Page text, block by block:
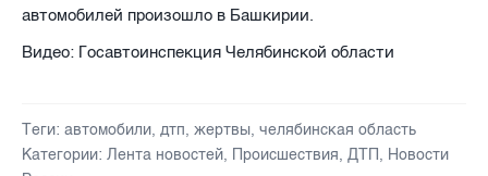
автомобилей произошло в Башкирии.
Видео: Госавтоинспекция Челябинской области
Теги: автомобили, дтп, жертвы, челябинская область
Категории: Лента новостей, Происшествия, ДТП, Новости